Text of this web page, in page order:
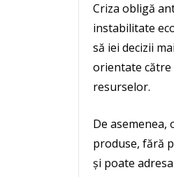
Criza obligă
instabilitate
să iei decizii
orientate către
resurselor.
De asemenea,
produse, fără
și poate